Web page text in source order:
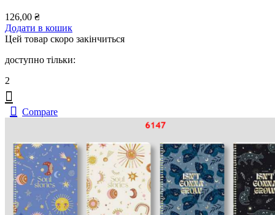
126,00 ₴
Додати в кошик
Цей товар скоро закінчиться
доступно тільки:
2
Compare